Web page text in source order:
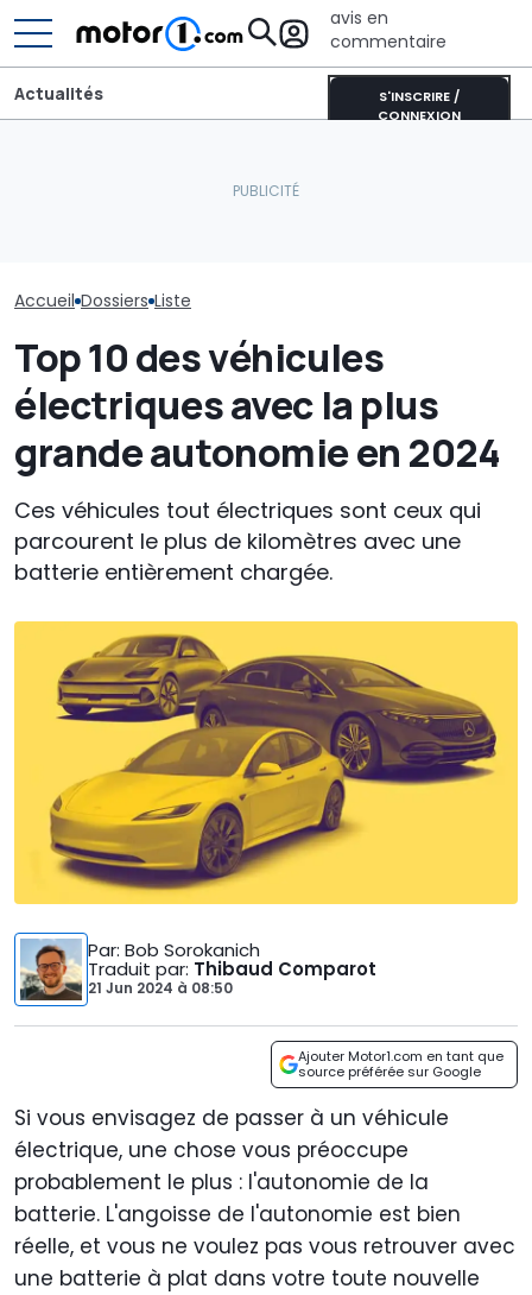
avis en
commentaire
S'INSCRIRE /
CONNEXION
Actualités
Accueil Dossiers Liste
Top 10 des véhicules
électriques avec la plus
grande autonomie en 2024
Ces véhicules tout électriques sont ceux qui
parcourent le plus de kilomètres avec une
batterie entièrement chargée.
Par: Bob Sorokanich
Traduit par: Thibaud Comparot
21 Jun 2024 à 08:50
Ajouter Motor1.com en tant que
source préférée sur Google
Si vous envisagez de passer à un véhicule
électrique, une chose vous préoccupe
probablement le plus : l'autonomie de la
batterie. L'angoisse de l'autonomie est bien
réelle, et vous ne voulez pas vous retrouver avec
une batterie à plat dans votre toute nouvelle